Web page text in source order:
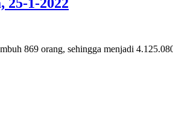
869 orang, sehingga menjadi